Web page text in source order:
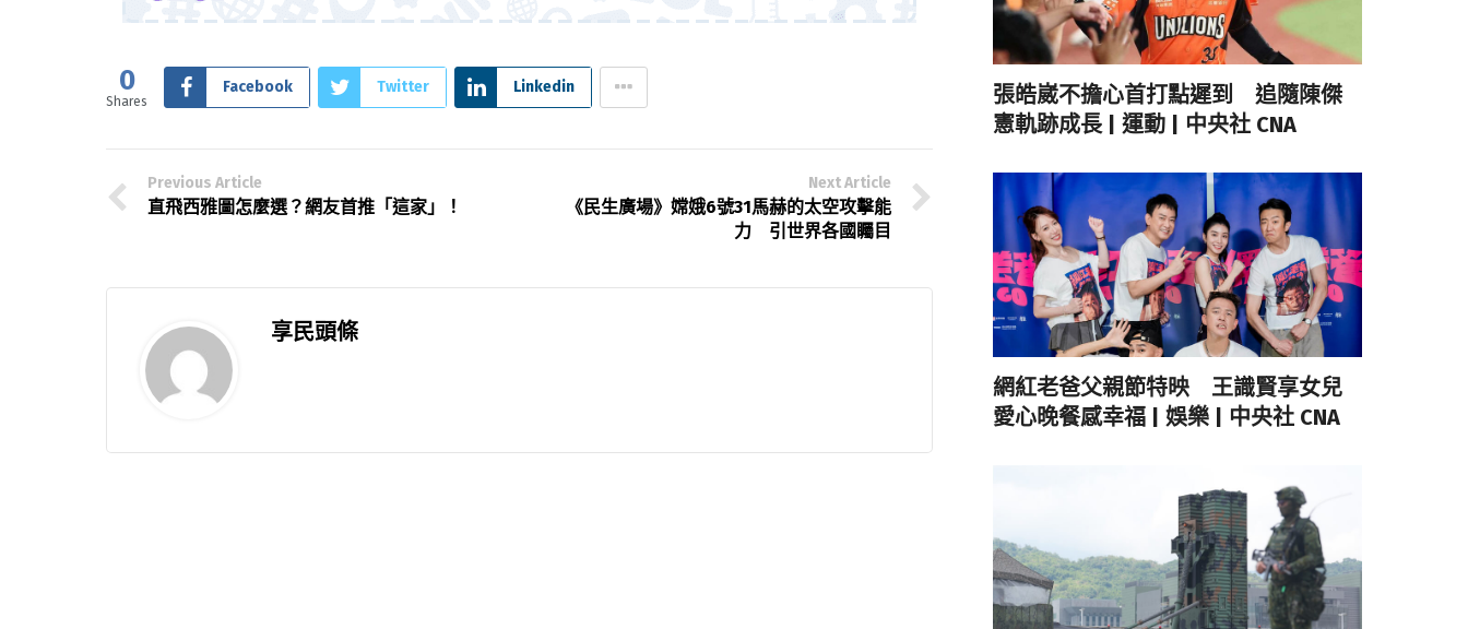
0
Shares
Facebook Twitter Linkedin
Previous Article
直飛西雅圖怎麼選？網友首推「這家」！
Next Article
《民生廣場》嫦娥6號31馬赫的太空攻擊能
力 引世界各國矚目
享民頭條
張皓崴不擔心首打點遲到 追隨陳傑
憲軌跡成長 | 運動 | 中央社 CNA
網紅老爸父親節特映 王識賢享女兒
愛心晚餐感幸福 | 娛樂 | 中央社 CNA